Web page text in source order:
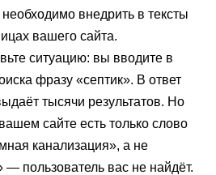
внедрить в тексты
вашего сайта.
ситуацию: вы вводите в
фразу «септик». В ответ
тысячи результатов. Но
сайте есть только слово
канализация», а не
— пользователь вас не найдёт.